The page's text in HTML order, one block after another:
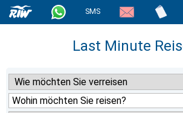
SMS
Last Minute